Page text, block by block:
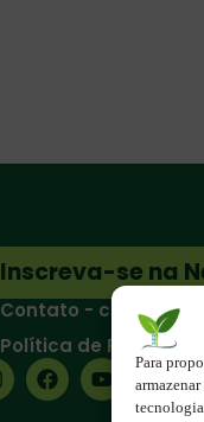
Para
Inscreva-se na
Contato -
Política de